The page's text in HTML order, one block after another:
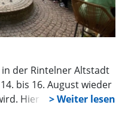
in der Rintelner Altstadt
bis 16. August wieder
Hier kann man